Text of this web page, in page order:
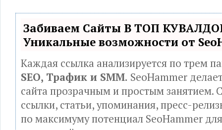
Забиваем Сайты В ТОП
Уникальные возможности от
Каждая ссылка анализируется по трем
SEO, Трафик и SMM. SeoHammer
сайта прозрачным и простым занятием.
ссылки, статьи, упоминания, пресс-
по максимуму потенциал SeoHammer